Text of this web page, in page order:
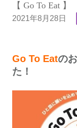
【 Go To Eat 】
2021年8月28日
Go To Eatの
た！